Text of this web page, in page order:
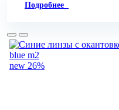
Подробнее
new 26%